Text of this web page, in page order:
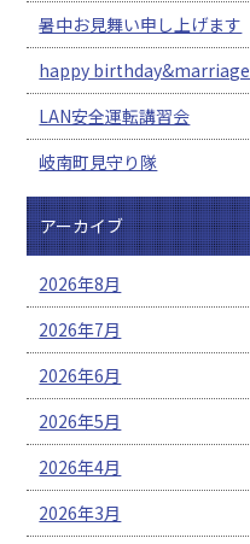
暑中お見舞い申し上げます
happy birthday&marriage
LAN安全運転講習会
岐南町見守り隊
アーカイブ
2026年8月
2026年7月
2026年6月
2026年5月
2026年4月
2026年3月